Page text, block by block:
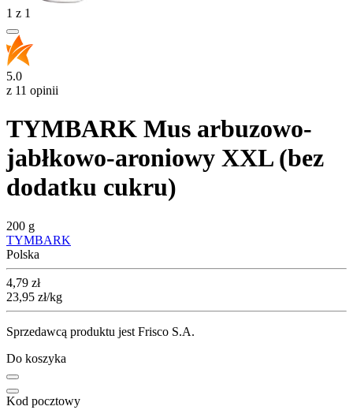
1 z 1
5.0
z 11 opinii
TYMBARK Mus arbuzowo-
jabłkowo-aroniowy XXL (bez
dodatku cukru)
200 g
TYMBARK
Polska
Cena
4,79 zł
23,95 zł/kg
Sprzedawcą produktu jest Frisco S.A.
Do koszyka
Kod pocztowy